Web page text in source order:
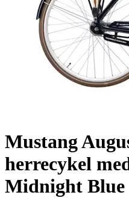
Mustang
herrecykel
Midnight Blue